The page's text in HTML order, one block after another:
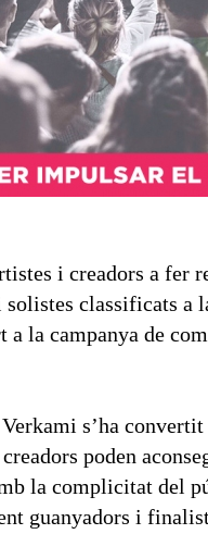
i creadors a fer
classificats a
a la campanya de
s’ha
poden
la complicitat del
guanyadors i